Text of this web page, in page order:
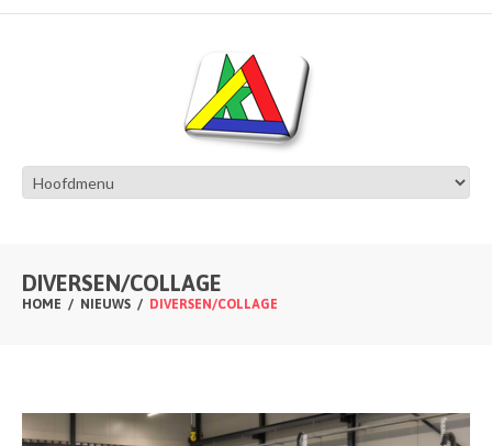
DIVERSEN/COLLAGE
HOME NIEUWS DIVERSEN/COLLAGE